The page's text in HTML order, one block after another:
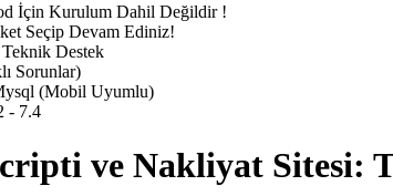
İçin Kurulum Dahil Değildir !
Seçip Devam Ediniz!
Destek
Sorunlar)
(Mobil Uyumlu)
- 7.4
ve Nakliyat Sitesi: